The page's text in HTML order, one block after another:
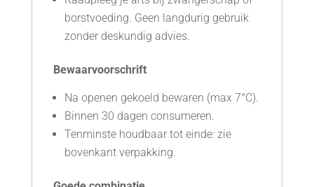
borstvoeding. Geen langdurig gebruik
zonder deskundig advies.
Bewaarvoorschrift
Na openen gekoeld bewaren (max 7°C).
Binnen 30 dagen consumeren.
Tenminste houdbaar tot einde: zie
bovenkant verpakking.